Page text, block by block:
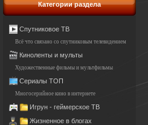
Категории раздела
Спутниковое ТВ
Всё что связано со спутниковым телевидением
Киноленты и мульты
Художественные фильмы и мультфильмы
Сериалы ТОП
Многосерийное кино в интернете
Игрун - геймерское ТВ
Жизненное в блогах